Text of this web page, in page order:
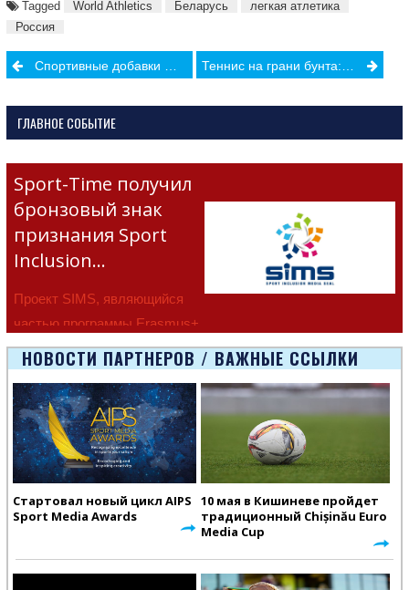
Tagged World Athletics Беларусь
легкая атлетика
Россия
PostСпортивные добавки — и риски для здоровья печени, о которой индустрия фитнеса предпочитает молчать Теннис на грани бунта: почему звёзды ATP и WTA угрожают бойкотом Roland Garros
ГЛАВНОЕ СОБЫТИЕ
Sport-Time получил
бронзовый знак
признания Sport
Inclusion…
Проект SIMS, являющийся
частью программы Erasmus+
Европейско
НОВОСТИ ПАРТНЕРОВ / ВАЖНЫЕ ССЫЛКИ
Стартовал новый цикл AIPS
Sport Media Awards
10 мая в Кишиневе пройдет
традиционный Chișinău Euro
Media Cup